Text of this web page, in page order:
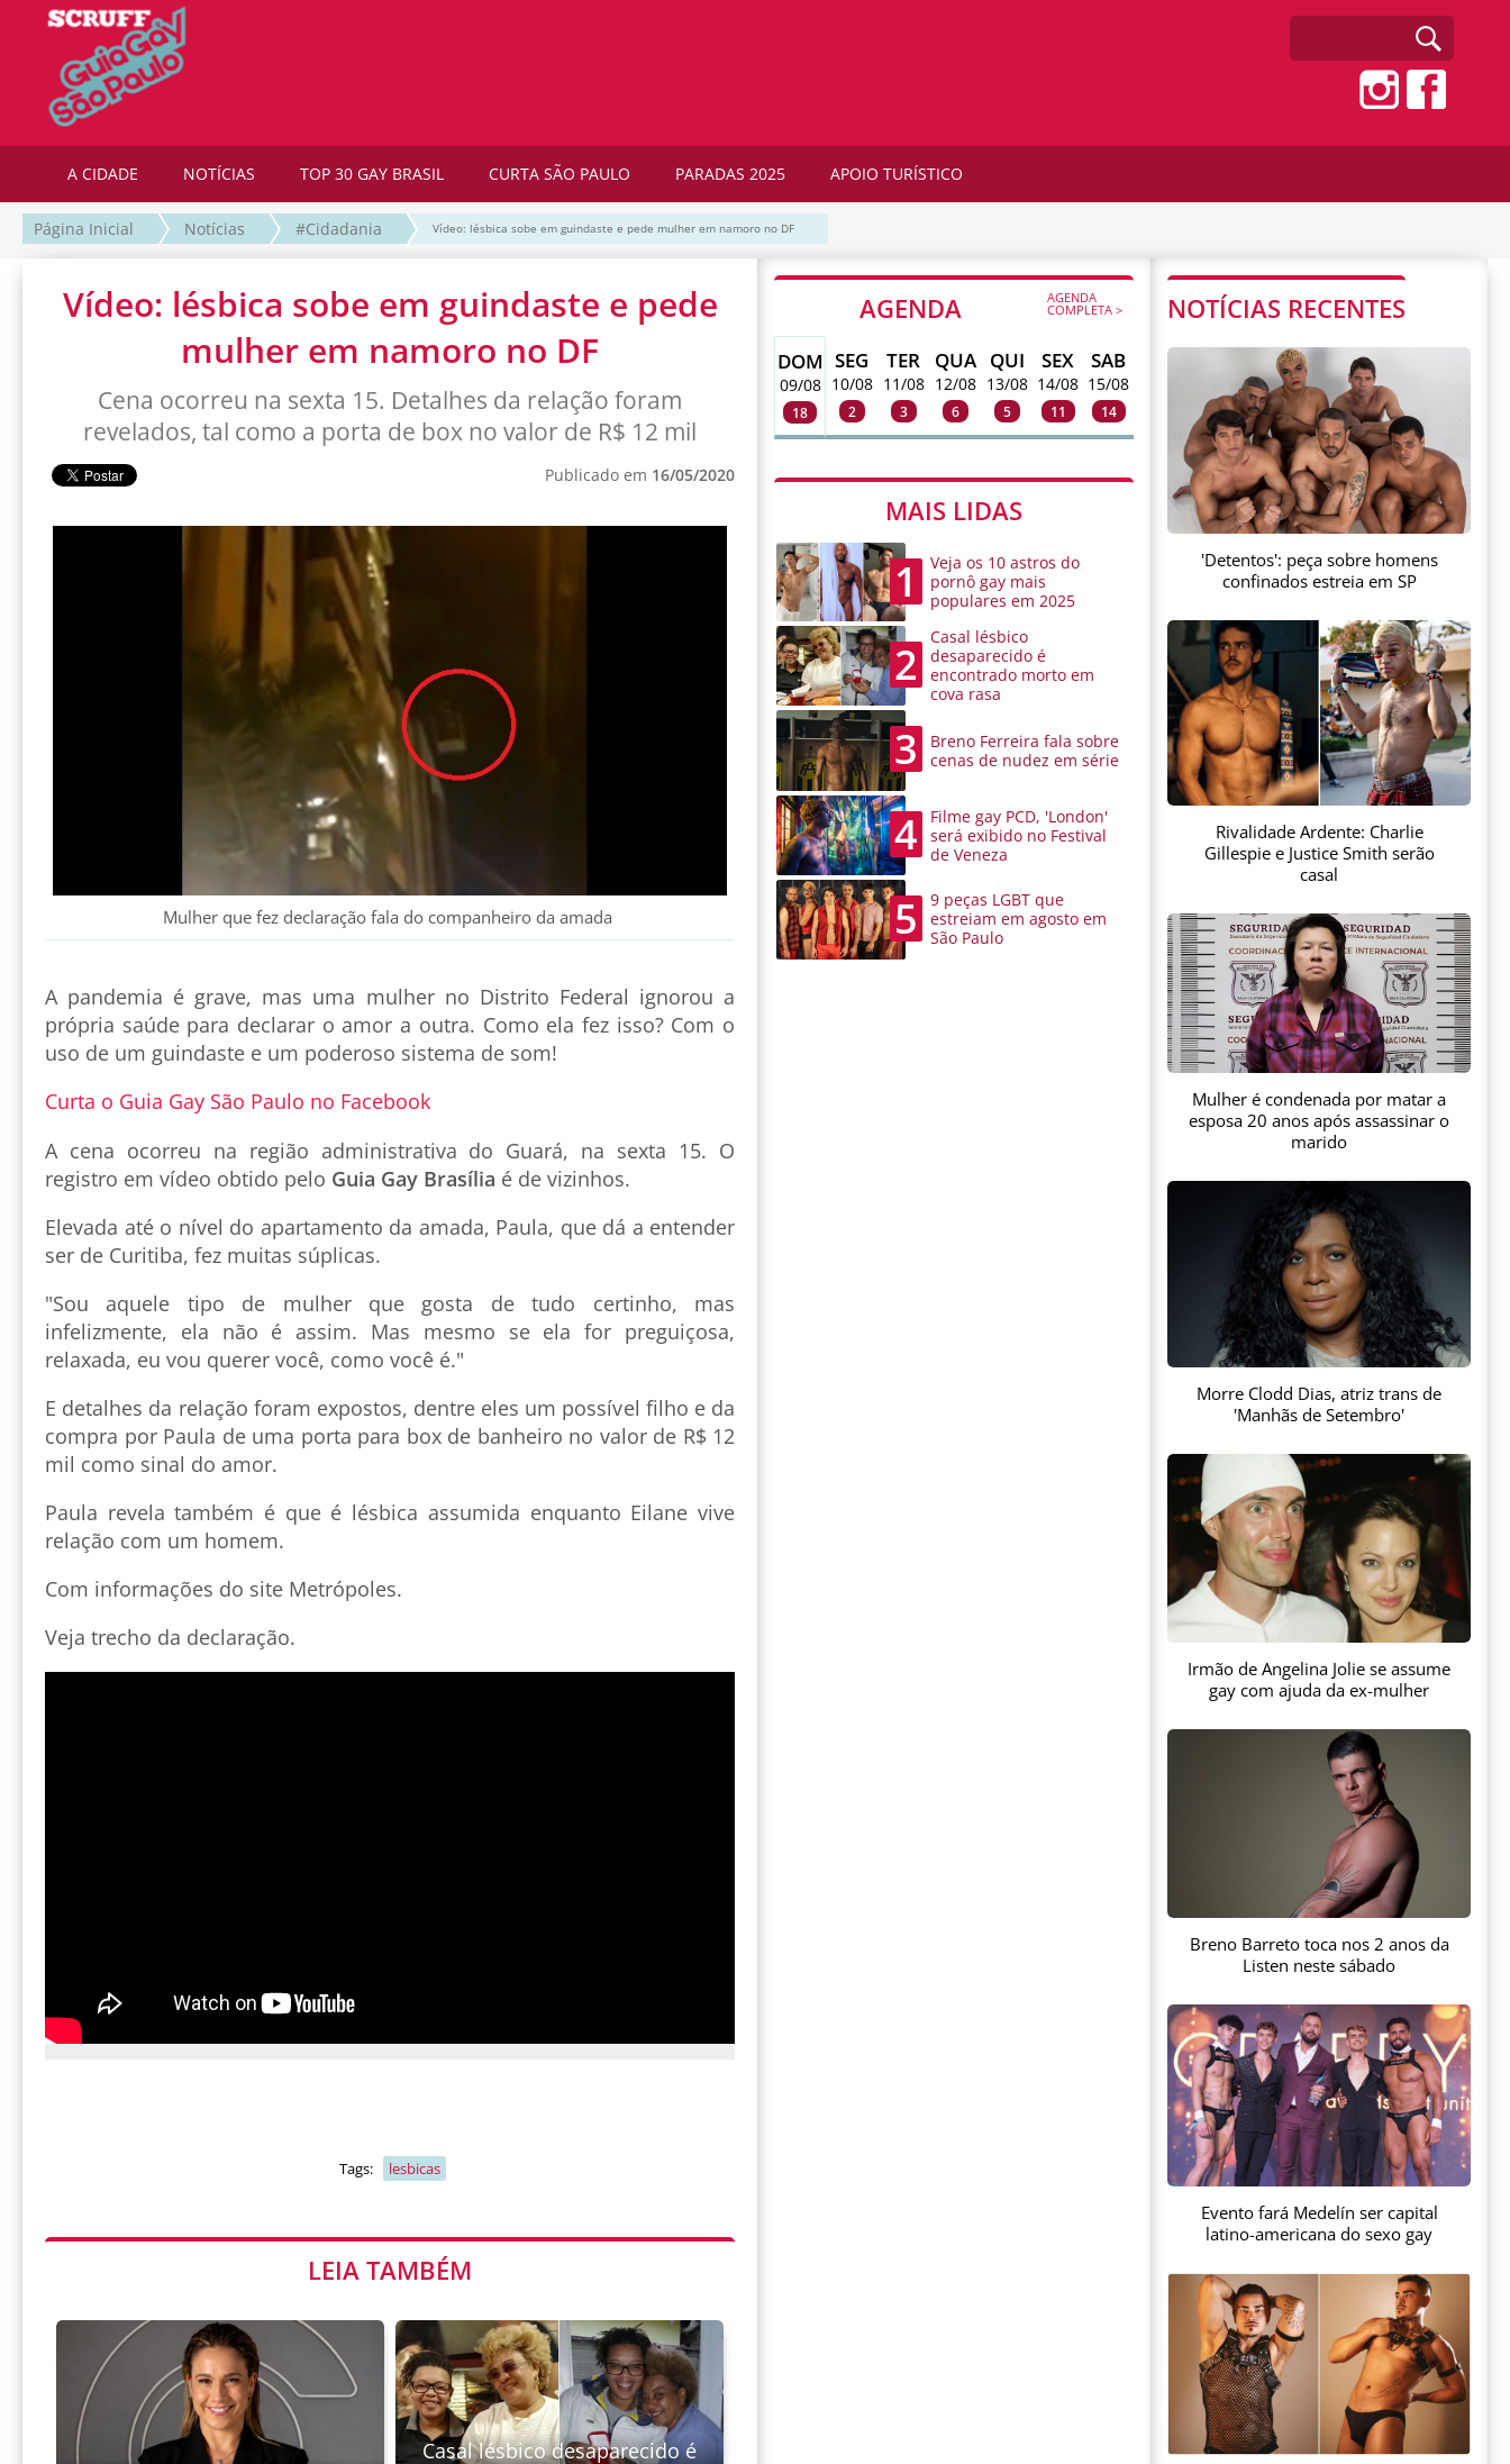
A CIDADE NOTÍCIAS TOP 30 GAY BRASIL CURTA SÃO PAULO PARADAS 2025 APOIO TURÍSTICO
Página Inicial Notícias #Cidadania Vídeo: lésbica sobe em guindaste e pede mulher em namoro no DF
Vídeo: lésbica sobe em guindaste e pede
mulher em namoro no DF
Cena ocorreu na sexta 15. Detalhes da relação foram
revelados, tal como a porta de box no valor de R$ 12 mil
Publicado em 16/05/2020
Mulher que fez declaração fala do companheiro da amada
A pandemia é grave, mas uma mulher no Distrito Federal ignorou a
própria saúde para declarar o amor a outra. Como ela fez isso? Com o
uso de um guindaste e um poderoso sistema de som!
Curta o Guia Gay São Paulo no Facebook
A cena ocorreu na região administrativa do Guará, na sexta 15. O
registro em vídeo obtido pelo Guia Gay Brasília é de vizinhos.
Elevada até o nível do apartamento da amada, Paula, que dá a entender
ser de Curitiba, fez muitas súplicas.
"Sou aquele tipo de mulher que gosta de tudo certinho, mas
infelizmente, ela não é assim. Mas mesmo se ela for preguiçosa,
relaxada, eu vou querer você, como você é."
E detalhes da relação foram expostos, dentre eles um possível filho e da
compra por Paula de uma porta para box de banheiro no valor de R$ 12
mil como sinal do amor.
Paula revela também é que é lésbica assumida enquanto Eilane vive
relação com um homem.
Com informações do site Metrópoles.
Veja trecho da declaração.
Tags: lesbicas
LEIA TAMBÉM
Casal lésbico desaparecido é
AGENDA AGENDA
COMPLETA >
DOM
09/08
18
SEG
10/08
2
TER
11/08
3
QUA
12/08
6
QUI
13/08
5
SEX
14/08
11
SAB
15/08
14
MAIS LIDAS
1
Veja os 10 astros do
pornô gay mais
populares em 2025
2
Casal lésbico
desaparecido é
encontrado morto em
cova rasa
3
Breno Ferreira fala sobre
cenas de nudez em série
4
Filme gay PCD, 'London'
será exibido no Festival
de Veneza
5
9 peças LGBT que
estreiam em agosto em
São Paulo
NOTÍCIAS RECENTES
'Detentos': peça sobre homens
confinados estreia em SP
Rivalidade Ardente: Charlie
Gillespie e Justice Smith serão
casal
Mulher é condenada por matar a
esposa 20 anos após assassinar o
marido
Morre Clodd Dias, atriz trans de
'Manhãs de Setembro'
Irmão de Angelina Jolie se assume
gay com ajuda da ex-mulher
Breno Barreto toca nos 2 anos da
Listen neste sábado
Evento fará Medelín ser capital
latino-americana do sexo gay